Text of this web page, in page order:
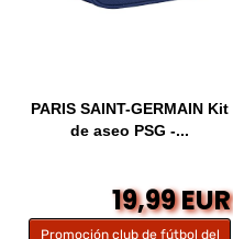
PARIS SAINT-GERMAIN Kit
de aseo PSG -...
19,99 EUR
Promoción club de fútbol del